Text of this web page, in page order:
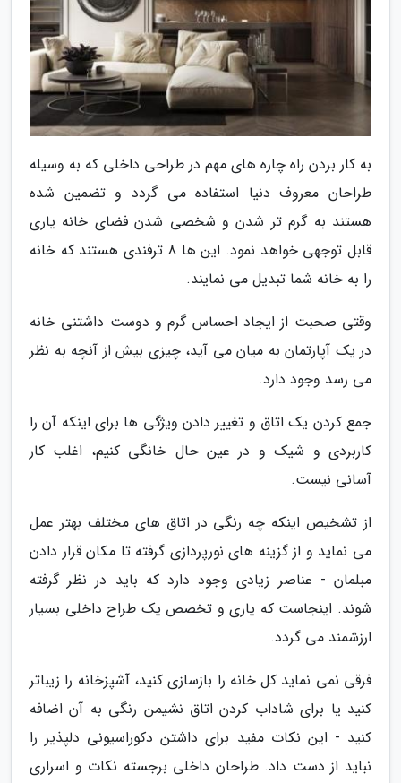
به کار بردن راه چاره های مهم در طراحی داخلی که به وسیله
طراحان معروف دنیا استفاده می گردد و تضمین شده
هستند به گرم تر شدن و شخصی شدن فضای خانه یاری
قابل توجهی خواهد نمود. این ها 8 ترفندی هستند که خانه
را به خانه شما تبدیل می نمایند.
وقتی صحبت از ایجاد احساس گرم و دوست داشتنی خانه
در یک آپارتمان به میان می آید، چیزی بیش از آنچه به نظر
می رسد وجود دارد.
جمع کردن یک اتاق و تغییر دادن ویژگی ها برای اینکه آن را
کاربردی و شیک و در عین حال خانگی کنیم، اغلب کار
آسانی نیست.
از تشخیص اینکه چه رنگی در اتاق های مختلف بهتر عمل
می نماید و از گزینه های نورپردازی گرفته تا مکان قرار دادن
مبلمان - عناصر زیادی وجود دارد که باید در نظر گرفته
شوند. اینجاست که یاری و تخصص یک طراح داخلی بسیار
ارزشمند می گردد.
فرقی نمی نماید کل خانه را بازسازی کنید، آشپزخانه را زیباتر
کنید یا برای شاداب کردن اتاق نشیمن رنگی به آن اضافه
کنید - این نکات مفید برای داشتن دکوراسیونی دلپذیر را
نباید از دست داد. طراحان داخلی برجسته نکات و اسراری